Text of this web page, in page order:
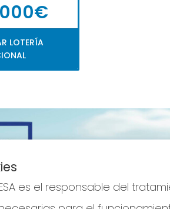
LOTERÍA
MESA es el responsable del